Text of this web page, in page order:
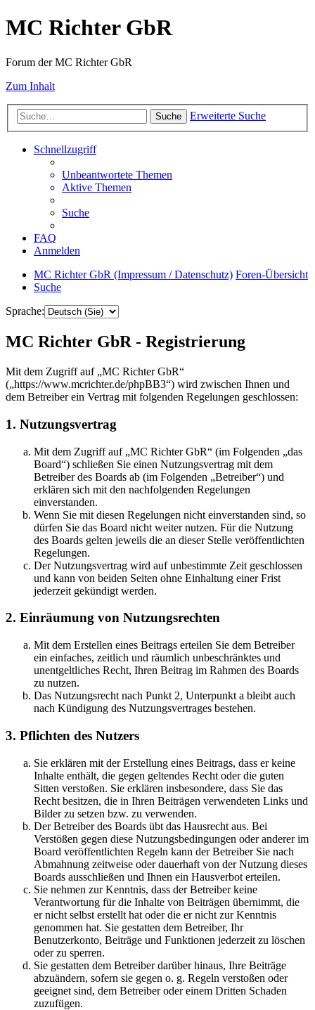
MC Richter GbR
Forum der MC Richter GbR
Zum Inhalt
Suche Erweiterte Suche
Schnellzugriff
Unbeantwortete Themen
Aktive Themen
Suche
FAQ
Anmelden
MC Richter GbR (Impressum / Datenschutz) Foren-Übersicht
Suche
Sprache:
MC Richter GbR - Registrierung
Mit dem Zugriff auf „MC Richter GbR“
(„https://www.mcrichter.de/phpBB3“) wird zwischen Ihnen und
dem Betreiber ein Vertrag mit folgenden Regelungen geschlossen:
1. Nutzungsvertrag
Mit dem Zugriff auf „MC Richter GbR“ (im Folgenden „das
Board“) schließen Sie einen Nutzungsvertrag mit dem
Betreiber des Boards ab (im Folgenden „Betreiber“) und
erklären sich mit den nachfolgenden Regelungen
einverstanden.
Wenn Sie mit diesen Regelungen nicht einverstanden sind, so
dürfen Sie das Board nicht weiter nutzen. Für die Nutzung
des Boards gelten jeweils die an dieser Stelle veröffentlichten
Regelungen.
Der Nutzungsvertrag wird auf unbestimmte Zeit geschlossen
und kann von beiden Seiten ohne Einhaltung einer Frist
jederzeit gekündigt werden.
2. Einräumung von Nutzungsrechten
Mit dem Erstellen eines Beitrags erteilen Sie dem Betreiber
ein einfaches, zeitlich und räumlich unbeschränktes und
unentgeltliches Recht, Ihren Beitrag im Rahmen des Boards
zu nutzen.
Das Nutzungsrecht nach Punkt 2, Unterpunkt a bleibt auch
nach Kündigung des Nutzungsvertrages bestehen.
3. Pflichten des Nutzers
Sie erklären mit der Erstellung eines Beitrags, dass er keine
Inhalte enthält, die gegen geltendes Recht oder die guten
Sitten verstoßen. Sie erklären insbesondere, dass Sie das
Recht besitzen, die in Ihren Beiträgen verwendeten Links und
Bilder zu setzen bzw. zu verwenden.
Der Betreiber des Boards übt das Hausrecht aus. Bei
Verstößen gegen diese Nutzungsbedingungen oder anderer im
Board veröffentlichten Regeln kann der Betreiber Sie nach
Abmahnung zeitweise oder dauerhaft von der Nutzung dieses
Boards ausschließen und Ihnen ein Hausverbot erteilen.
Sie nehmen zur Kenntnis, dass der Betreiber keine
Verantwortung für die Inhalte von Beiträgen übernimmt, die
er nicht selbst erstellt hat oder die er nicht zur Kenntnis
genommen hat. Sie gestatten dem Betreiber, Ihr
Benutzerkonto, Beiträge und Funktionen jederzeit zu löschen
oder zu sperren.
Sie gestatten dem Betreiber darüber hinaus, Ihre Beiträge
abzuändern, sofern sie gegen o. g. Regeln verstoßen oder
geeignet sind, dem Betreiber oder einem Dritten Schaden
zuzufügen.